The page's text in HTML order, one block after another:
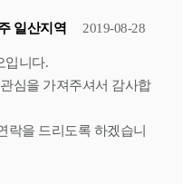
일산지역 2019-08-28
입니다.
심을 가져주셔서 감사합
락을 드리도록 하겠습니